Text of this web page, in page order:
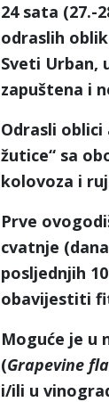
24 sata (27.-
odraslih
Sveti Urban,
zapuštena i
Odrasli
žutice“ sa
kolovoza i
Prve
cvatnje
posljednjih
obavijestiti
Moguće je u
(Grapevine
i/ili u